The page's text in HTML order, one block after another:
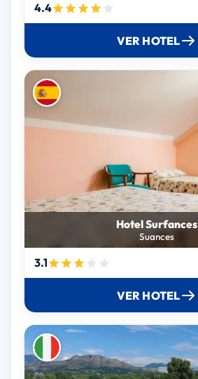
4.4
VER HOTEL
Hotel Surfances
Suances
3.1
VER HOTEL